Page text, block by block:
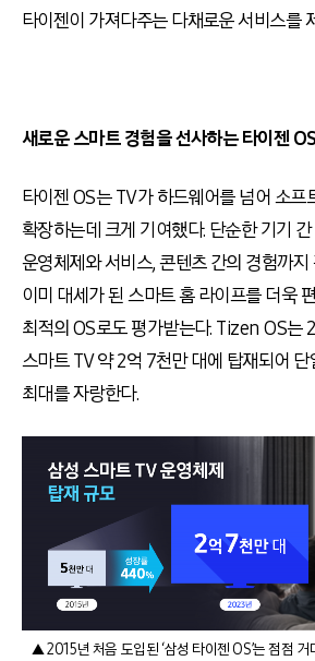
타이젠이 가져다주는 다채로운 서비스를
새로운 스마트 경험을 선사하는 타이젠 OS
타이젠 OS는 TV가 하드웨어를 넘어 소프
확장하는데 크게 기여했다. 단순한 기기
운영체제와 서비스, 콘텐츠 간의 경험까
이미 대세가 된 스마트 홈 라이프를 더욱
최적의 OS로도 평가받는다. Tizen OS는
스마트 TV 약 2억 7천만 대에 탑재되어 단
최대를 자랑한다.
▲ 2015년 처음 도입된 ‘삼성 타이젠 OS’는 점점